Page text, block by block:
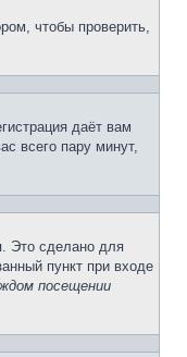
чтобы проверить,
даёт вам
всего пару минут,
Это сделано для
пункт при входе
посещении